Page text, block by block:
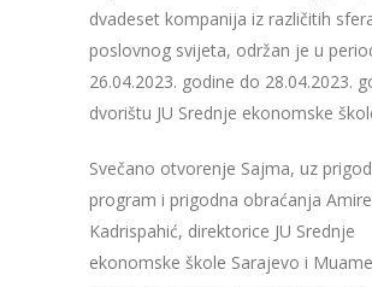
dvadeset kompanija iz različitih
poslovnog svijeta, održan je u
26.04.2023. godine do 28.04.2023.
dvorištu JU Srednje ekonomske
Svečano otvorenje Sajma, uz
program i prigodna obraćanja Amire
Kadrispahić, direktorice JU Srednje
ekonomske škole Sarajevo i